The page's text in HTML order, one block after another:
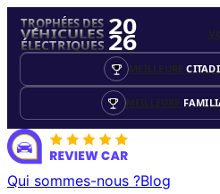
TROPHÉES DES
VÉHICULES
ÉLECTRIQUES
20
26
MEILLEURE
MEILLEURE
Qui sommes-nous ?Blog